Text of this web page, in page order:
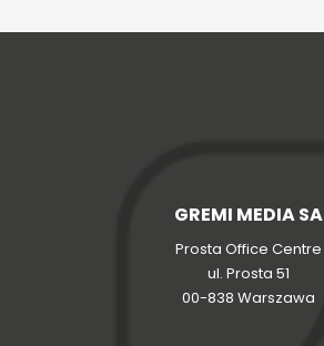
GREMI MEDIA SA
Prosta Office Centre
ul. Prosta 51
00-838 Warszawa